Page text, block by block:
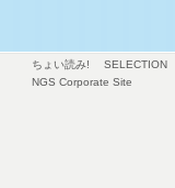
ちょい読み! SELECTION
NGS Corporate Site